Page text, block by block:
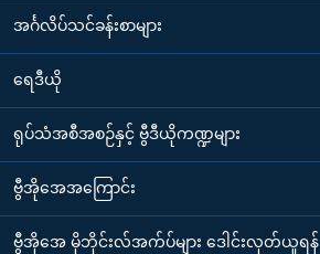
အင်္ဂလိပ်သင်ခန်းစာများ
ရေဒီယို
ရုပ်သံအစီအစဉ်နှင့် ဗွီဒီယိုကဏ္ဍများ
ဗွီအိုအေအကြောင်း
ဗွီအိုအေ မိုဘိုင်းလ်အက်ပ်များ ဒေါင်းလုတ်ယူရန်